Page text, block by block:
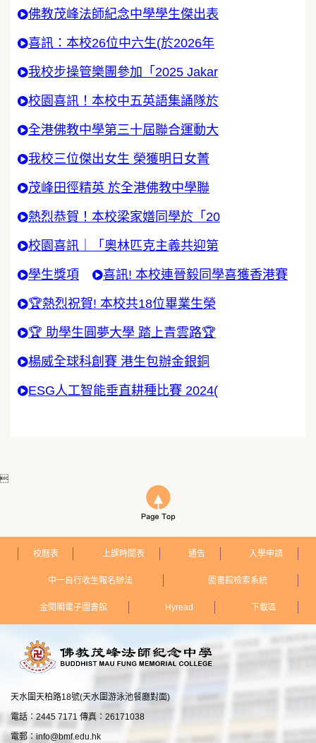
佛教茂峰法師紀念中學學生傑出表
喜訊：本校26位中六生(於2026年
我校步操管樂團參加「2025 Jakar
校園喜訊！本校中五英語集誦隊於
全港佛教中學第三十屆聯合運動大
我校三位傑出女生 榮獲明日女菁
茂峰田徑精英 於全港佛教中學聯
熱烈恭賀！本校梁家嫸同學於「20
校園喜訊｜「奧林匹克主義共迎第
學生獎項 喜訊! 本校連晉毅同學喜獲香港賽
🏆熱烈祝賀! 本校共18位畢業生榮
🏆 助學生圓夢大學 踏上青雲路🏆
楊威全球科創賽 港生包辦金銀銅
ESG人工智能垂直耕種比賽 2024(

校曆表 上課時間表 通告 入學申請
中一自行收生報名辦法 圖書館檢索系統
金閱閣電子圖書館 Hyread 下載區
天水圍天柏路18號(天水圍游泳池餐廳對面)
電話：2445 7171 傳真：26171038
電郵：info@bmf.edu.hk